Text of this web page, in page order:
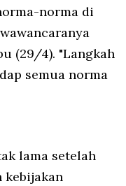
norma di
(29/4). "Langkah
semua norma
lama setelah
kebijakan